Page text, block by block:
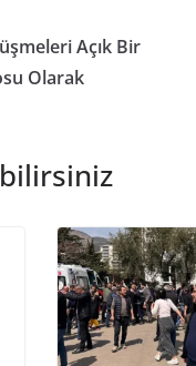
Açık Bir
Olarak